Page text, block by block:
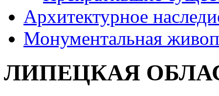
Архитектурное
Монументальная
ЛИПЕЦКАЯ